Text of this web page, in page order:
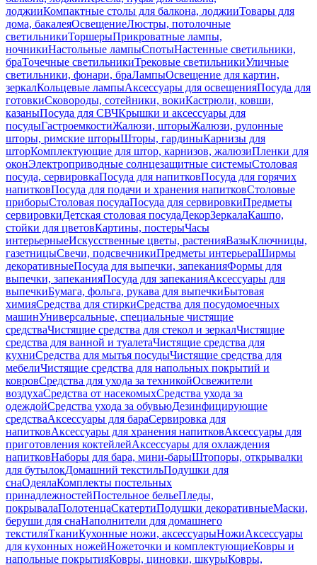
лоджииКомпактные столы для балкона, лоджииТовары для
дома, бакалеяОсвещениеЛюстры, потолочные
светильникиТоршерыПрикроватные лампы,
ночникиНастольные лампыСпотыНастенные светильники,
браТочечные светильникиТрековые светильникиУличные
светильники, фонари, браЛампыОсвещение для картин,
зеркалКольцевые лампыАксессуары для освещенияПосуда для
готовкиСковороды, сотейники, вокиКастрюли, ковши,
казаныПосуда для СВЧКрышки и аксессуары для
посудыГастроемкостиЖалюзи, шторыЖалюзи, рулонные
шторы, римские шторыШторы, гардиныКарнизы для
шторКомплектующие для штор, карнизов, жалюзиПленки для
оконЭлектроприводные солнцезащитные системыСтоловая
посуда, сервировкаПосуда для напитковПосуда для горячих
напитковПосуда для подачи и хранения напитковСтоловые
приборыСтоловая посудаПосуда для сервировкиПредметы
сервировкиДетская столовая посудаДекорЗеркалаКашпо,
стойки для цветовКартины, постерыЧасы
интерьерныеИскусственные цветы, растенияВазыКлючницы,
газетницыСвечи, подсвечникиПредметы интерьераШирмы
декоративныеПосуда для выпечки, запеканияФормы для
выпечки, запеканияПосуда для запеканияАксессуары для
выпечкиБумага, фольга, рукава для выпечкиБытовая
химияСредства для стиркиСредства для посудомоечных
машинУниверсальные, специальные чистящие
средстваЧистящие средства для стекол и зеркалЧистящие
средства для ванной и туалетаЧистящие средства для
кухниСредства для мытья посудыЧистящие средства для
мебелиЧистящие средства для напольных покрытий и
ковровСредства для ухода за техникойОсвежители
воздухаСредства от насекомыхСредства ухода за
одеждойСредства ухода за обувьюДезинфицирующие
средстваАксессуары для бараСервировка для
напитковАксессуары для хранения напитковАксессуары для
приготовления коктейлейАксессуары для охлаждения
напитковНаборы для бара, мини-барыШтопоры, открывалки
для бутылокДомашний текстильПодушки для
снаОдеялаКомплекты постельных
принадлежностейПостельное бельеПледы,
покрывалаПолотенцаСкатертиПодушки декоративныеМаски,
беруши для снаНаполнители для домашнего
текстиляТканиКухонные ножи, аксессуарыНожиАксессуары
для кухонных ножейНожеточки и комплектующиеКовры и
напольные покрытияКовры, циновки, шкурыКовры,